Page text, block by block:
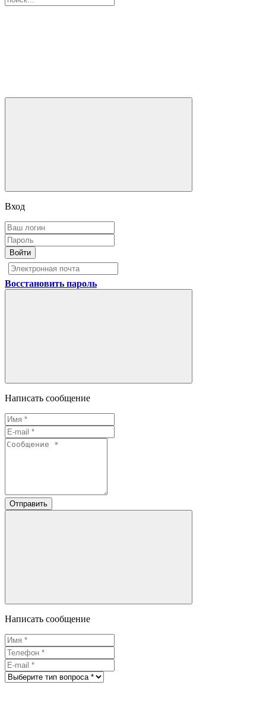
Вход
Войти
Восстановить пароль
Написать сообщение
Отправить
Написать сообщение